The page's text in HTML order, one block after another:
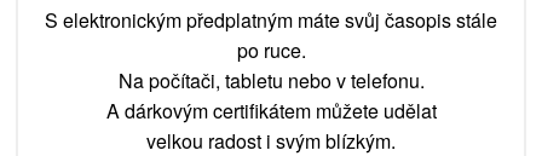
S elektronickým předplatným máte svůj časopis stále
po ruce.
Na počítači, tabletu nebo v telefonu.
A dárkovým certifikátem můžete udělat
velkou radost i svým blízkým.